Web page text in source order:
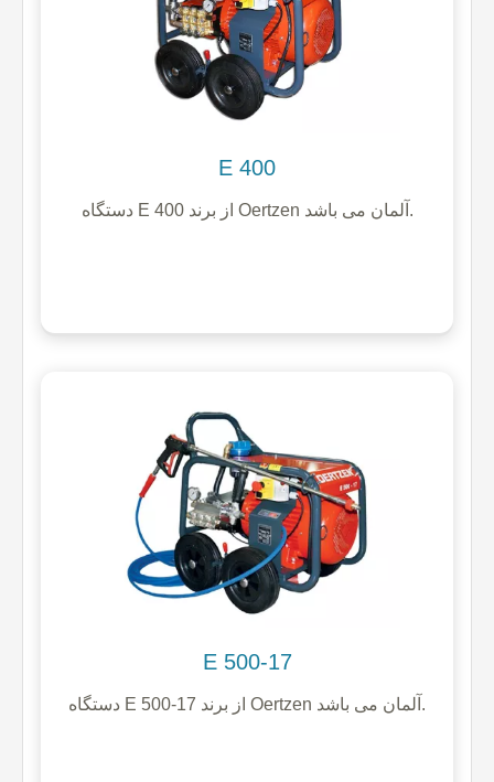
E 400
دستگاه E 400 از برند Oertzen آلمان می باشد.
E 500-17
دستگاه E 500-17 از برند Oertzen آلمان می باشد.